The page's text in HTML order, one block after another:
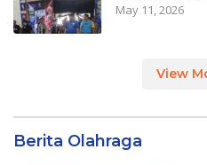
May 11, 2026
View
Berita Olahraga